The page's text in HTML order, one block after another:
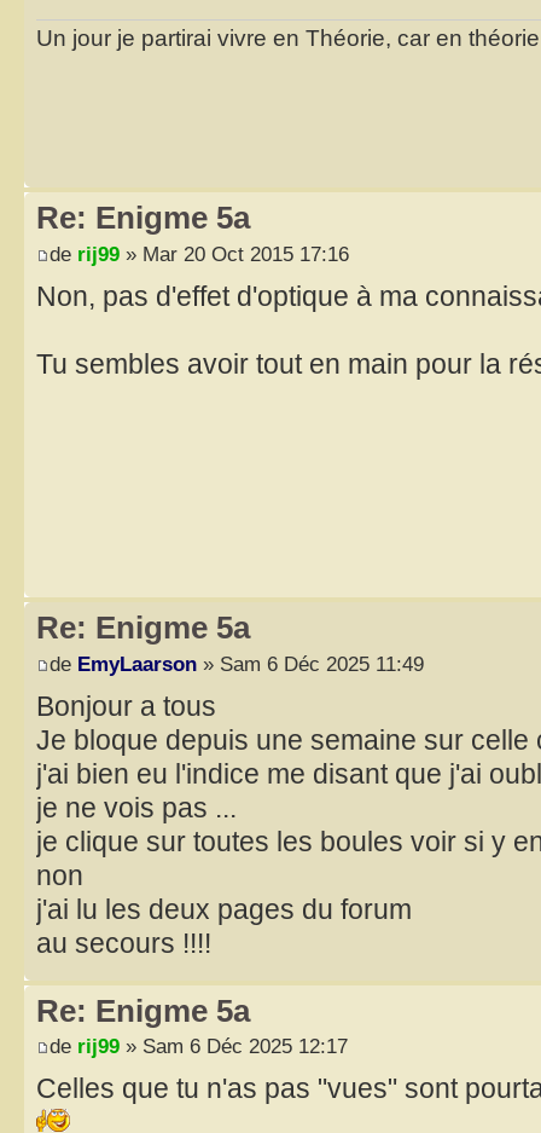
Un jour je partirai vivre en Théorie, car en
Re: Enigme 5a
de rij99 » Mar 20 Oct 2015 17:16
Non, pas d'effet d'optique à ma
Tu sembles avoir tout en main pour la
Re: Enigme 5a
de EmyLaarson » Sam 6 Déc 2025 11:49
Bonjour a tous
Je bloque depuis une semaine sur celle
j'ai bien eu l'indice me disant que j'ai
je ne vois pas ...
je clique sur toutes les boules voir si y
non
j'ai lu les deux pages du forum
au secours !!!!
Re: Enigme 5a
de rij99 » Sam 6 Déc 2025 12:17
Celles que tu n'as pas "vues" sont